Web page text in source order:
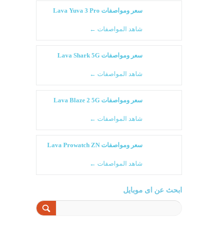
سعر ومواصفات Lava Yuva 3 Pro
شاهد المواصفات ←
سعر ومواصفات Lava Shark 5G
شاهد المواصفات ←
سعر ومواصفات Lava Blaze 2 5G
شاهد المواصفات ←
سعر ومواصفات Lava Prowatch ZN
شاهد المواصفات ←
ابحث عن اى موبايل